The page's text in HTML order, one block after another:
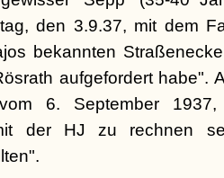
den 3.9.37, mit dem
bekannten
aufgefordert habe".
6. September
der HJ zu rechnen